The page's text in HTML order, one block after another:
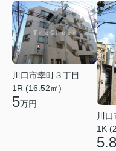
川口市幸町３丁目
1R (16.52㎡)
5万円
川
1K
5.8